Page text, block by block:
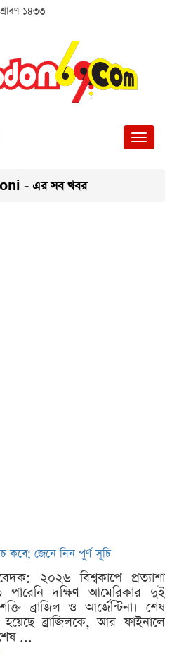
১৪৩৩
- এর সব খবর
কবে; জেনে নিন পূর্ণ সূচি
২০২৬ বিশ্বকাপে প্রত্যাশা
দক্ষিণ আমেরিকার দুই
ব্রাজিল ও আর্জেন্টিনা। শেষ
ব্রাজিলকে, আর ফাইনালে
...